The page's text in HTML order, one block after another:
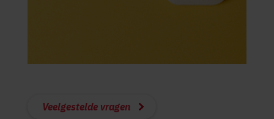
Veelgestelde vragen